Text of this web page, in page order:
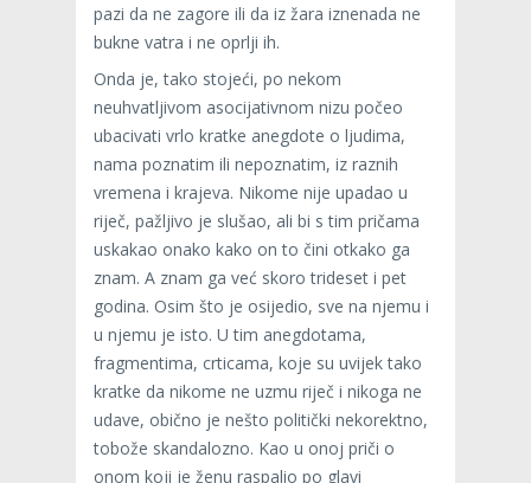
pazi da ne zagore ili da iz žara iznenada ne
bukne vatra i ne oprlji ih.
Onda je, tako stojeći, po nekom
neuhvatljivom asocijativnom nizu počeo
ubacivati vrlo kratke anegdote o ljudima,
nama poznatim ili nepoznatim, iz raznih
vremena i krajeva. Nikome nije upadao u
riječ, pažljivo je slušao, ali bi s tim pričama
uskakao onako kako on to čini otkako ga
znam. A znam ga već skoro trideset i pet
godina. Osim što je osijedio, sve na njemu i
u njemu je isto. U tim anegdotama,
fragmentima, crticama, koje su uvijek tako
kratke da nikome ne uzmu riječ i nikoga ne
udave, obično je nešto politički nekorektno,
tobože skandalozno. Kao u onoj priči o
onom koji je ženu raspalio po glavi